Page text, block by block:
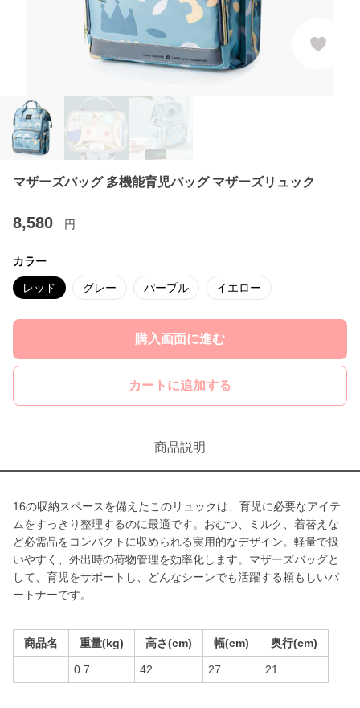
マザーズバッグ 多機能育児バッグ マザーズリュック
8,580 円
カラー
レッド グレー パープル イエロー
購入画面に進む
カートに追加する
商品説明
16の収納スペースを備えたこのリュックは、育児に必要なアイテ
ムをすっきり整理するのに最適です。おむつ、ミルク、着替えな
ど必需品をコンパクトに収められる実用的なデザイン。軽量で扱
いやすく、外出時の荷物管理を効率化します。マザーズバッグと
して、育児をサポートし、どんなシーンでも活躍する頼もしいパ
ートナーです。
商品名 重量(kg) 高さ(cm) 幅(cm) 奥行(cm)
0.7 42 27 21